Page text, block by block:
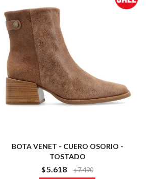
BOTA VENET - CUERO OSORIO -
TOSTADO
$5.618 $7.490